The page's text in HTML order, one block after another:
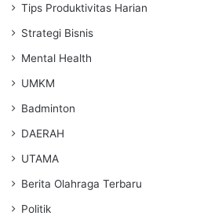
Tips Produktivitas Harian
Strategi Bisnis
Mental Health
UMKM
Badminton
DAERAH
UTAMA
Berita Olahraga Terbaru
Politik